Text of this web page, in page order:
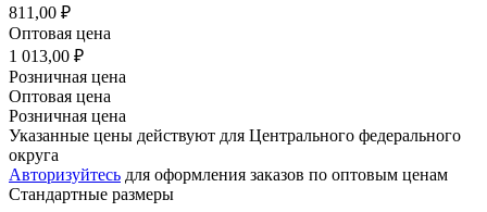
811,00 ₽
Оптовая цена
1 013,00 ₽
Розничная цена
Оптовая цена
Розничная цена
Указанные цены действуют для Центрального федерального
округа
Авторизуйтесь для оформления заказов по оптовым ценам
Стандартные размеры